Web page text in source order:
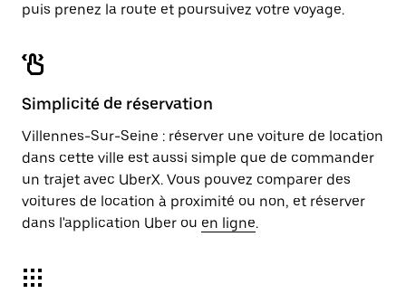
puis prenez la route et poursuivez votre voyage.
Simplicité de réservation
Villennes-Sur-Seine : réserver une voiture de location
dans cette ville est aussi simple que de commander
un trajet avec UberX. Vous pouvez comparer des
voitures de location à proximité ou non, et réserver
dans l'application Uber ou en ligne.